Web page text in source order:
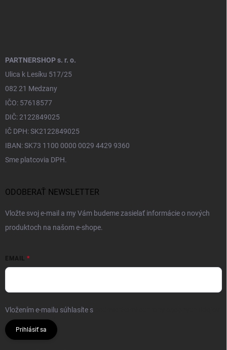
PARTNERSHOP s. r. o.
Ulica k Lesíku 517/25
082 21 Medzany
IČO: 57618577
DIČ: 2122849025
IČ DPH: SK2122849025
IBAN: SK73 1100 0000 0029 4429 9360
Sme platcovia DPH.
ODOBERAŤ NEWSLETTER
Vložte svoj e-mail a my Vám budeme zasielať informácie o nových
produktoch na našom e-shope.
EMAIL
Vložením e-mailu súhlasíte s
Prihlásiť sa